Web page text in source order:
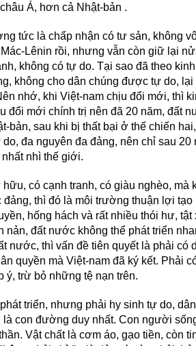
Á, hơn cả Nhật-bản .
tức là chấp nhận có tư sản, không
Lênin rồi, nhưng vẫn còn giữ lại
không có tự do. Tại sao đã theo
không cho dân chúng được tự do,
nhớ, khi Việt-nam chịu đổi mới, thì
đổi mới chính trị nên đã 20 năm, đất
bản, sau khi bị thất bại ở thế chiến
đa nguyên đa đảng, nên chỉ sau
nhì thế giới.
có cạnh tranh, có giàu nghèo, mà
đảng, thì đó là môi trường thuận lợi
hống hách và rất nhiều thói hư,
nản, đất nước không thể phát triển
nước, thì vấn đề tiên quyết là phải có
quyền mà Việt-nam đã ký kết. Phải
ý, trừ bỏ những tệ nạn trên.
triển, nhưng phải hy sinh tự do,
là con đường duy nhất. Con người
Vật chất là cơm áo, gạo tiền, còn